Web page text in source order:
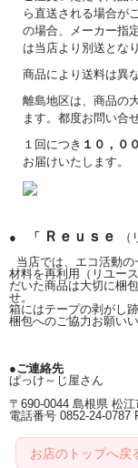
ら直送される場合が
の場合、メーカー指
は当店より別送とな
商品により送料は異
離島地区は、商品の
ます。都度お問い合
１回につき １０，０
お届けいたします。
● 「 Ｒｅｕｓｅ
当店では、エコ活動
材料を再利用（リユー
だいた商品は大切に梱
せ。
箱にはテープの剥がし
梱包へのご協力お願いい
●ご連絡先
ぱっけ～じ屋さん
〒690-0044 島根県 松
電話番号 0852-24-0787
お店のトップへ戻